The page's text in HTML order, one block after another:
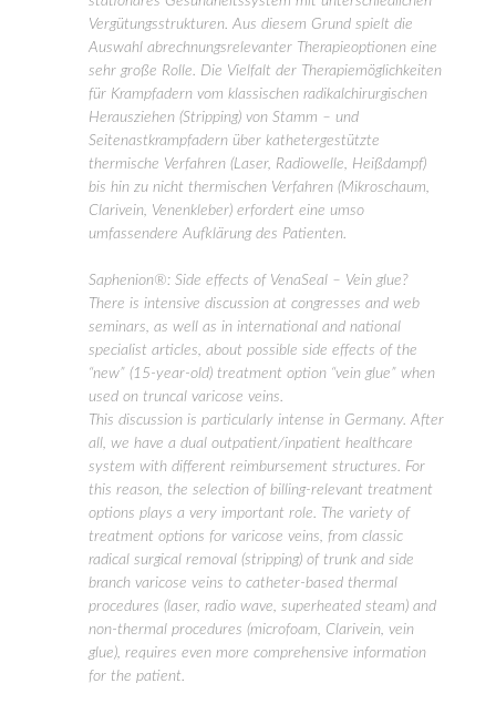
Vergütungsstrukturen. Aus diesem Grund spielt die
Auswahl abrechnungsrelevanter Therapieoptionen eine
sehr große Rolle. Die Vielfalt der Therapiemöglichkeiten
für Krampfadern vom klassischen radikalchirurgischen
Herausziehen (Stripping) von Stamm – und
Seitenastkrampfadern über kathetergestützte
thermische Verfahren (Laser, Radiowelle, Heißdampf)
bis hin zu nicht thermischen Verfahren (Mikroschaum,
Clarivein, Venenkleber) erfordert eine umso
umfassendere Aufklärung des Patienten.
Saphenion®: Side effects of VenaSeal – Vein glue?
There is intensive discussion at congresses and web
seminars, as well as in international and national
specialist articles, about possible side effects of the
“new” (15-year-old) treatment option “vein glue” when
used on truncal varicose veins.
This discussion is particularly intense in Germany. After
all, we have a dual outpatient/inpatient healthcare
system with different reimbursement structures. For
this reason, the selection of billing-relevant treatment
options plays a very important role. The variety of
treatment options for varicose veins, from classic
radical surgical removal (stripping) of trunk and side
branch varicose veins to catheter-based thermal
procedures (laser, radio wave, superheated steam) and
non-thermal procedures (microfoam, Clarivein, vein
glue), requires even more comprehensive information
for the patient.